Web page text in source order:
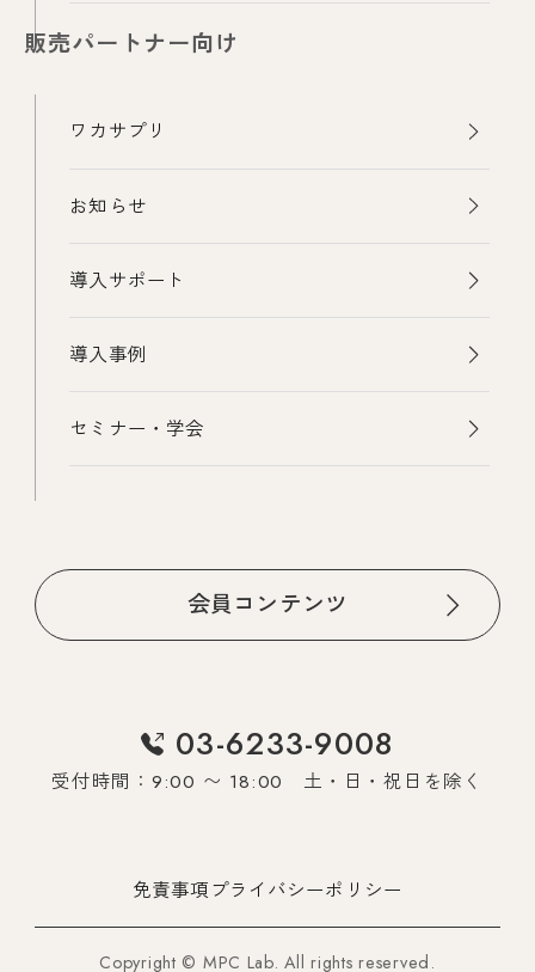
販売パートナー向け
ワカサプリ
お知らせ
導入サポート
導入事例
セミナー・学会
会員コンテンツ
03-6233-9008
受付時間：9:00 〜 18:00 土・日・祝日を除く
免責事項プライバシーポリシー
Copyright © MPC Lab. All rights reserved.